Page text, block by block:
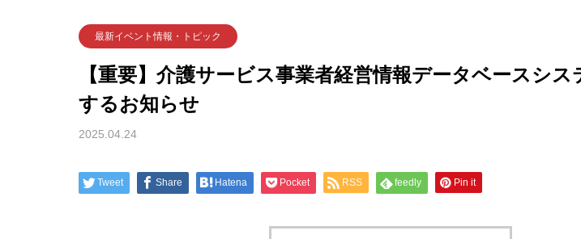
最新イベント情報・トピック
【重要】介護サービス事業者経営情報データベースシス
するお知らせ
2025.04.24
Tweet Share Hatena Pocket RSS feedly Pin it